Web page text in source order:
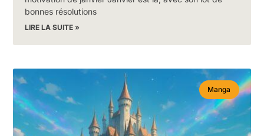
bonnes résolutions
LIRE LA SUITE »
Manga